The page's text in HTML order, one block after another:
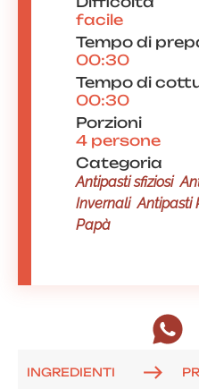
facile
Tempo di
00:30
Tempo di
00:30
Porzioni
4 persone
Categoria
Antipasti sfiziosi
Invernali Antipasti
Papà
INGREDIENTI